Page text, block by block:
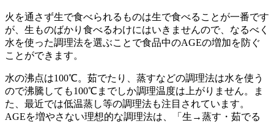
火を通さず生で食べられるものは生で食べることが一番です
が、生ものばかり食べるわけにはいきませんので、なるべく
水を使った調理法を選ぶことで食品中のAGEの増加を防ぐ
ことができます。
水の沸点は100℃。茹でたり、蒸すなどの調理法は水を使う
ので沸騰しても100℃までしか調理温度は上がりません。ま
た、最近では低温蒸し等の調理法も注目されています。
AGEを増やさない理想的な調理法は、「生→蒸す・茹でる